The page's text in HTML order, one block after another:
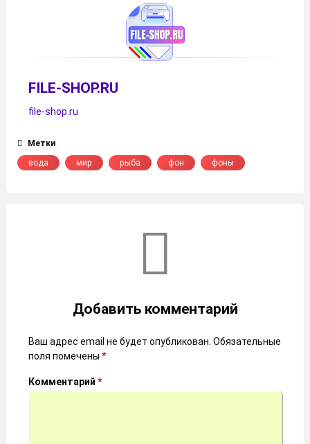
FILE-SHOP.RU
file-shop.ru
Метки
вода
мир рыба фон фоны
Добавить комментарий
Ваш адрес email не будет опубликован. Обязательные
поля помечены *
Комментарий *